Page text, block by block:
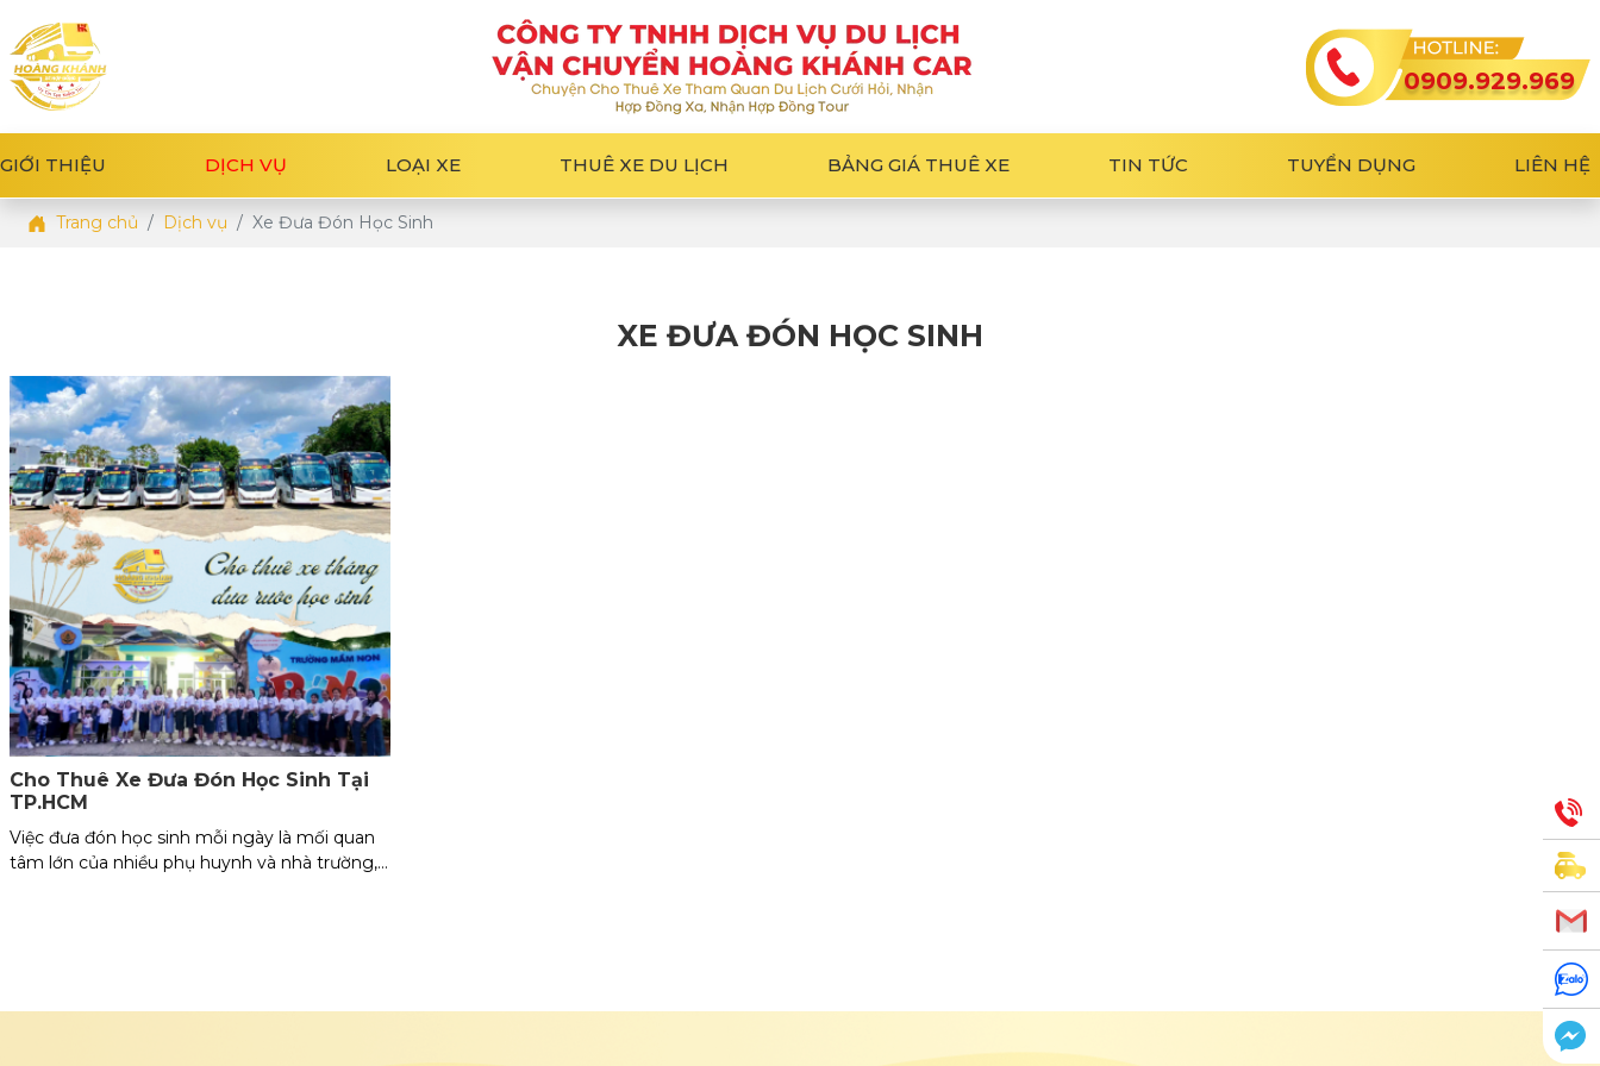
0909.929.969
GIỚI THIỆU DỊCH VỤ LOẠI XE THUÊ XE DU LỊCH BẢNG GIÁ THUÊ XE TIN TỨC TUYỂN DỤNG LIÊN HỆ
Trang chủ Dịch vụ Xe Đưa Đón Học Sinh
XE ĐƯA ĐÓN HỌC SINH
Cho Thuê Xe Đưa Đón Học Sinh Tại
TP.HCM
Việc đưa đón học sinh mỗi ngày là mối quan
tâm lớn của nhiều phụ huynh và nhà trường,